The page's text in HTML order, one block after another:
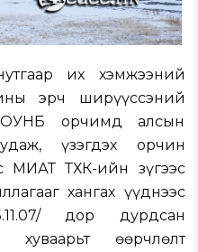
их хэмжээний
эрч ширүүссэний
орчимд алсын
үзэгдэх орчин
МИАТ ТӨХК-ийн зүгээс
хангах үүднээс
дор дурдсан
хуваарьт өөрчлөлт